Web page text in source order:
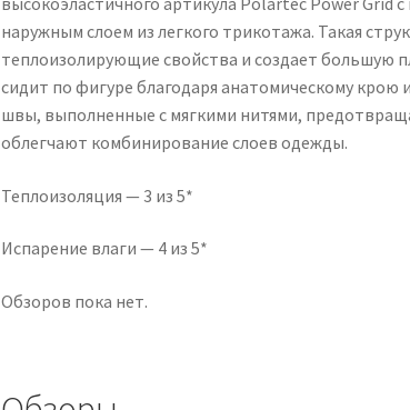
наружным слоем из легкого трикотажа. Такая
теплоизолирующие свойства и создает большую
сидит по фигуре благодаря анатомическому
швы, выполненные с мягкими нитями,
облегчают комбинирование слоев одежды.
Теплоизоляция — 3 из 5*
Испарение влаги — 4 из 5*
Обзоров пока нет.